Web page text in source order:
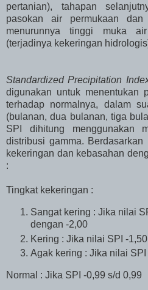
pertanian), tahapan
pasokan air permukaan
menurunnya tinggi muka
(terjadinya kekeringan
Standardized Precipitation
digunakan untuk menentukan
terhadap normalnya, dalam
(bulanan, dua bulanan, tiga
SPI dihitung menggunakan
distribusi gamma.
kekeringan dan kebasahan
:
Tingkat kekeringan :
Sangat kering : Jika nilai
dengan -2,00
Kering : Jika nilai SPI -
Agak kering : Jika nilai
Normal : Jika SPI -0,99 s/d 0,99